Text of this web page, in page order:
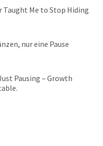
Taught Me to Stop Hiding
nur eine Pause
Pausing – Growth